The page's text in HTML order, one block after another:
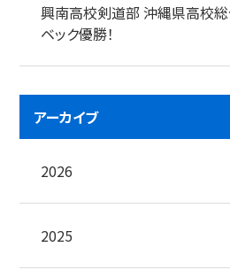
興南高校剣道部 沖縄県高校総
ベック優勝！
アーカイブ
2026
2025